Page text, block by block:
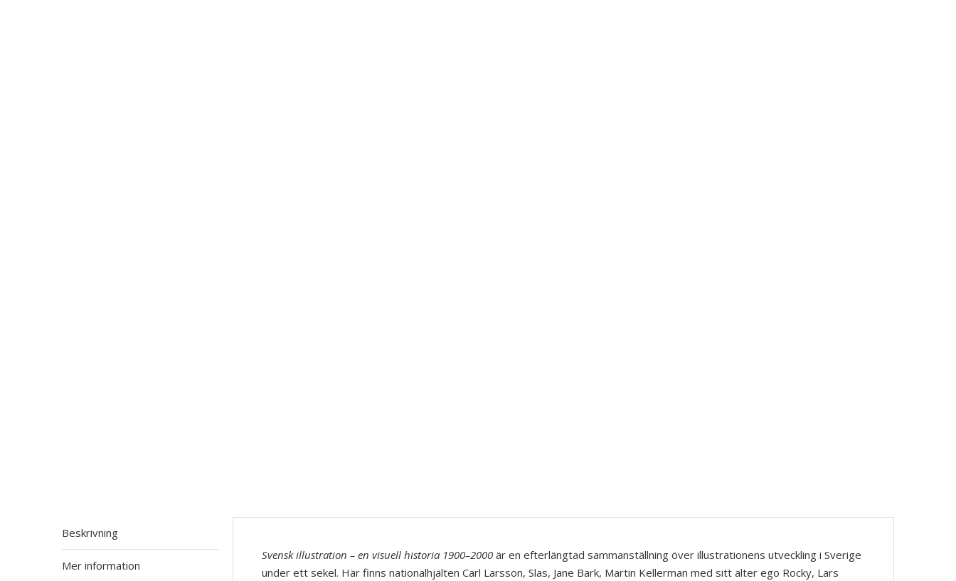
Beskrivning
Mer information
Svensk illustration – en visuell historia 1900–2000 är en efterlängtad sammanställning över illustrationens utveckling i Sverige
under ett sekel. Här finns nationalhjälten Carl Larsson, Slas, Jane Bark, Martin Kellerman med sitt alter ego Rocky, Lars